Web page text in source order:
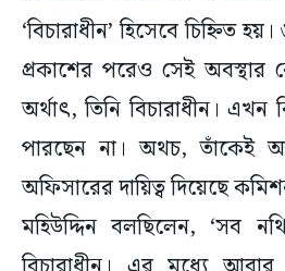
‘বিচারাধীন’ হিসেবে চিহ্নিত
প্রকাশের পরেও সেই অবস্থার
অর্থাৎ, তিনি বিচারাধীন।
পারছেন না। অথচ, তাঁকেই
অফিসারের দায়িত্ব দিয়েছে
মহিউদ্দিন বলছিলেন, ‘সব